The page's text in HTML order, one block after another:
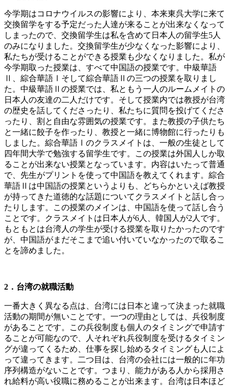
今学期はコロナウイルスの影響により、本来東呉大学に来て
交換留学をする予定だった人達が来ることが出来なくなって
しまったので、交換留学生は私を含めて日本人の留学生5人
のみになりました。交換留学生が少なくなった影響により、
私たちが受けることができる授業も少なくなりました。私が
今学期取った授業は、すべて中国語の授業です。中級華語
Ⅱ、綜合華語Ⅰそして綜合華語Ⅱの三つの授業を取りまし
た。中級華語Ⅱの授業では、私ともう一人のルームメイトの
日本人の友達の二人だけです。そして授業内では教授が台湾
の歴史を話してくださったり、私たちに質問を投げてくださ
ったり、割と自由な雰囲気の授業です。また教授の子供たち
と一緒に餃子を作ったり、教授と一緒に博物館に行ったりも
しました。綜合華語Ⅰのクラスメイトは、一般の生徒として
四年間大学で勉強する留学生です。この授業は外国人しか取
ることが出来ない授業となっています。内容はいたって普通
で、先生がプリントを使って中国語を教えてくれます。綜合
華語Ⅱは中国語の授業というよりも、どちらかといえば教授
が持ってきた道徳的な話題についてクラスメイトと話し合っ
たりします。この授業のメインは、中国語を使って話し合う
ことです。クラスメイトは日本人が6人、韓国人が2人です。
もともとは台湾人の学生が受ける授業を取りたかったのです
が、中国語がまだそこまで追い付いていなかったので取るこ
とを諦めました。
2．台湾の就職活動
一番大きく異なる点は、台湾には日本と違って決まった就職
活動の期間が無いことです。一つの理由としては、兵役制度
があることです。この兵役制度も個人のタイミングで申請す
ることが可能なので、人それぞれ兵役制度を受けるタイミン
グが違ってくるため、仕事を探し始めるタイミングも人によ
って違ってきます。二つ目は、台湾の会社には一般的に年功
序列構造がないことです。つまり、能力がある人から採用さ
れ給料が高い役職に務めることが出来ます。台湾は日本ほど